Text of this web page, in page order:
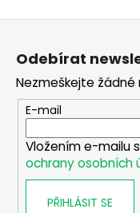
TST,
ÚSTÍ
24/
45
990
Kč
Z
Odebírat
Nezmeškejte žádné
E-mail
Vložením e-mailu
ochrany osobních
PŘIHLÁSIT SE